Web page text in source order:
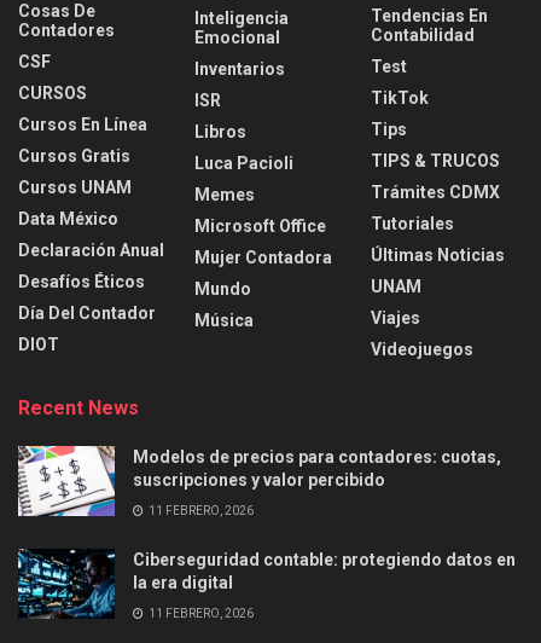
Cosas De
Contadores
CSF
CURSOS
Cursos En Línea
Cursos Gratis
Cursos UNAM
Data México
Declaración Anual
Desafíos Éticos
Día Del Contador
DIOT
Inteligencia
Emocional
Inventarios
ISR
Libros
Luca Pacioli
Memes
Microsoft Office
Mujer Contadora
Mundo
Música
Tendencias En
Contabilidad
Test
TikTok
Tips
TIPS & TRUCOS
Trámites CDMX
Tutoriales
Últimas Noticias
UNAM
Viajes
Videojuegos
Recent News
Modelos de precios para contadores: cuotas,
suscripciones y valor percibido
11 FEBRERO, 2026
Ciberseguridad contable: protegiendo datos en
la era digital
11 FEBRERO, 2026